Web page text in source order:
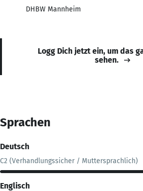
DHBW Mannheim
Logg Dich jetzt ein, um das
sehen.
Sprachen
Deutsch
C2 (Verhandlungssicher / Muttersprachlich)
Englisch